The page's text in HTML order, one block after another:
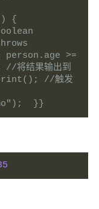
{
>=
果输出到
//触发
}}